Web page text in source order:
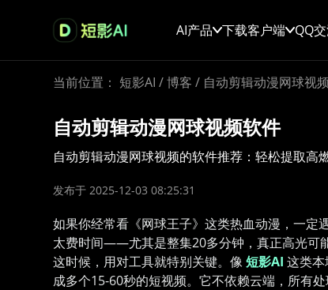
AI产品 下载客户端 QQ
当前位置： 短影AI /博客 / 自动剪辑动漫网球视
自动剪辑动漫网球视频软件
自动剪辑动漫网球视频的软件推荐：轻松提取高
发布于 2025-12-03 08:25:31
如果你经常看《网球王子》这类热血动漫，一定
太费时间——尤其是整集20多分钟，真正高光可
这时候，用对工具就特别关键。像短影AI 这类
成多个15-60秒的短视频。它不依赖云端，所有